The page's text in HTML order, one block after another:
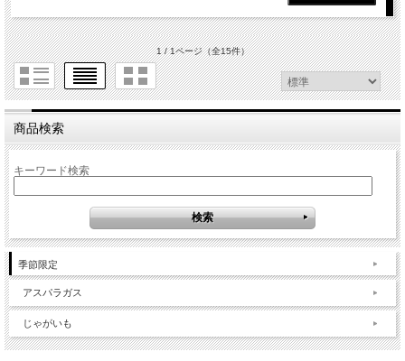
1 / 1ページ（全15件）
商品検索
キーワード検索
季節限定
アスパラガス
じゃがいも